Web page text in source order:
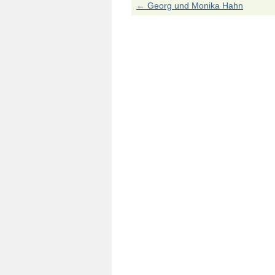
← Georg und Monika Hahn